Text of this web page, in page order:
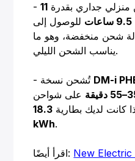
منزلي جداري بقدرة
9.5 ساعات
للوصول إلى
شحن منخفضة، وهو ما
يناسب الشحن الليلي.
- تُشحن نسخة DM-i
كانت لديك بطارية
kWh.
اقرأ أيضًا: New Electric